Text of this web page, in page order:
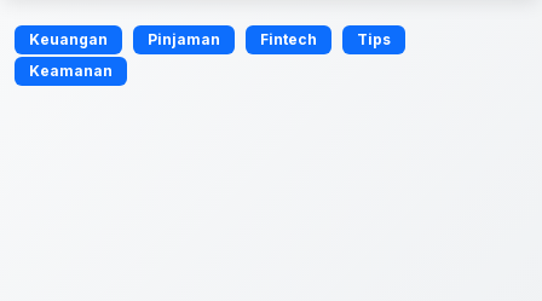
Keuangan Pinjaman Fintech
Tips
Keamanan